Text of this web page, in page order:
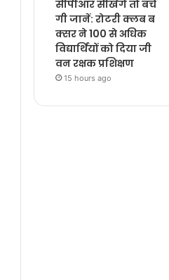
सीपीआर सीखेंगे तो बचें
गी जानें: रोटरी क्लब ब
क्सर ने 100 से अधिक
विद्यार्थियों को दिया जी
वन रक्षक प्रशिक्षण
15 hours ago